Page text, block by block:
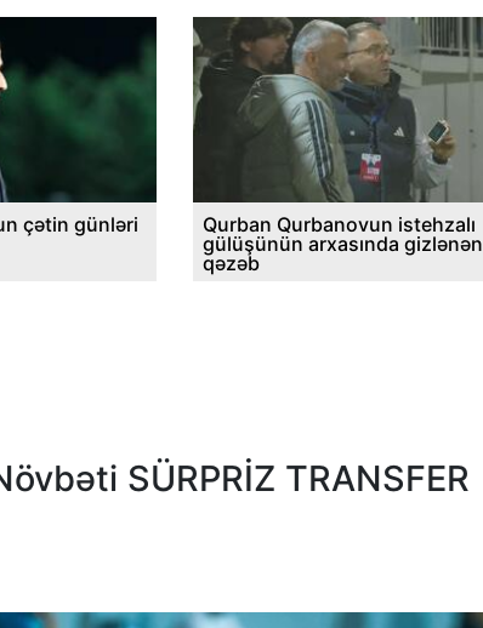
çətin günləri
Qurban Qurbanovun istehzalı
gülüşünün arxasında gizlənən
qəzəb
SÜRPRİZ TRANSFER